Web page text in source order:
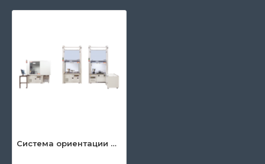
Система ориентации монокристаллов LAUE HT